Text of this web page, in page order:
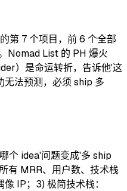
第 7 个项目，前 6 个全部
Nomad List 的 PH 爆火
）是命运转折，告诉他'这
法预测，必须 ship 多
个 idea'问题变成'多 ship
有 MRR、用户数、技术栈
IP；3) 极简技术栈：